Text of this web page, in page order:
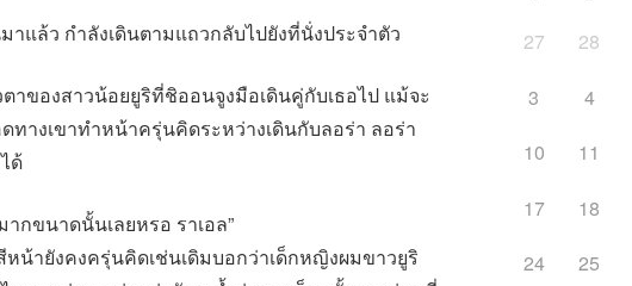
แล้ว กำลังเดินตามแถวกลับไปยังที่นั่งประจำตัว
าของสาวน้อยยูริที่ชิออนจูงมือเดินคู่กับเธอไป แม้จะ
ทางเขาทำหน้าครุ่นคิดระหว่างเดินกับลอร่า ลอร่า
ด้
กขนาดนั้นเลยหรอ ราเอล”
หน้ายังคงครุ่นคิดเช่นเดิมบอกว่าเด็กหญิงผมขาวยูริ
27
28
3 4
10 11
17 18
24 25